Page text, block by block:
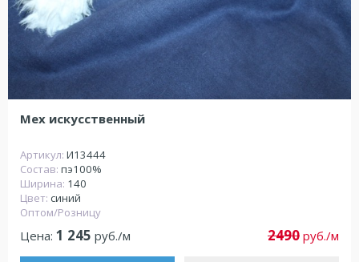
Мех искусственный
Артикул: И13444
Состав: пэ100%
Ширина: 140
Цвет: синий
Оптом/Розницу
Цена: 1 245 руб./м 2490 руб./м